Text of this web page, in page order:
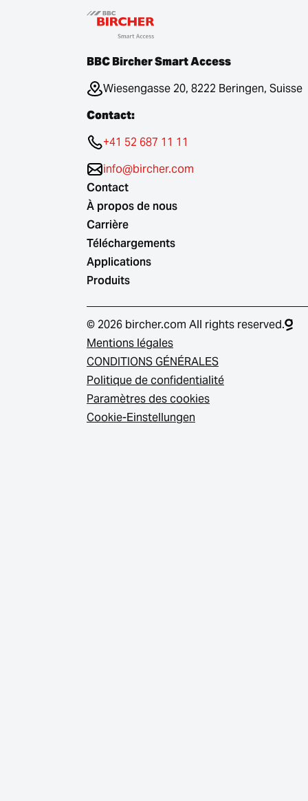
BBC Bircher Smart Access
Wiesengasse 20, 8222 Beringen, Suisse
Contact:
+41 52 687 11 11
info@bircher.com
Contact
À propos de nous
Carrière
Téléchargements
Applications
Produits
© 2026 bircher.com All rights reserved.
Mentions légales
CONDITIONS GÉNÉRALES
Politique de confidentialité
Paramètres des cookies
Cookie-Einstellungen